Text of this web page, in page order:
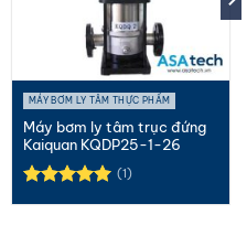
MÁY BƠM LY TÂM THỰC PHẨM
Máy bơm ly tâm trục đứng
Kaiquan KQDP25-1-26
(1)